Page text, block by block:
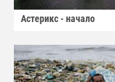
Астерикс - начало